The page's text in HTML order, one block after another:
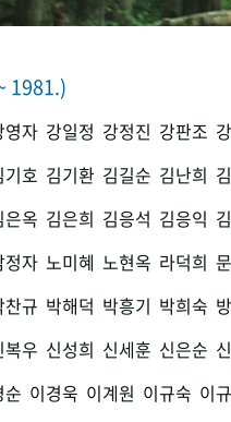
1981.)
영자 강일정 강정진 강판조
기호 김기환 김길순 김난희
은옥 김은희 김응석 김응익
정자 노미혜 노현옥 라덕희
찬규 박해덕 박흥기 박희숙
복우 신성희 신세훈 신은순
순 이경욱 이계원 이규숙 이